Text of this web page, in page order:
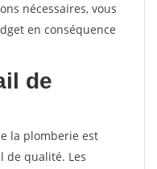
nécessaires, vous
en conséquence
de
la plomberie est
de qualité. Les